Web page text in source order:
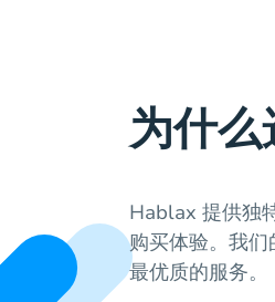
为什
Hablax 提供独
购买体验。我
最优质的服务。